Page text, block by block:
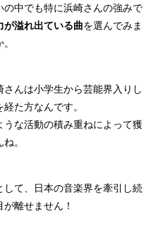
中でも特に浜崎さんの強みで
が溢れ出ている曲を選んでみま
んは小学生から芸能界入りし
た方なんです。
な活動の積み重ねによって獲
。
して、日本の音楽界を牽引し続
離せません！